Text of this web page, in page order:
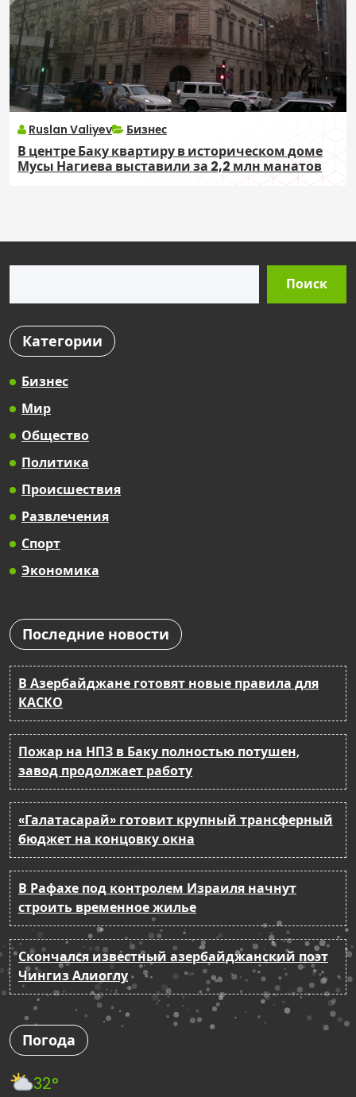
Ruslan Valiyev Бизнес
В центре Баку квартиру в историческом доме
Мусы Нагиева выставили за 2,2 млн манатов
Поиск
Категории
Бизнес
Мир
Общество
Политика
Происшествия
Развлечения
Спорт
Экономика
Последние новости
В Азербайджане готовят новые правила для
КАСКО
Пожар на НПЗ в Баку полностью потушен,
завод продолжает работу
«Галатасарай» готовит крупный трансферный
бюджет на концовку окна
В Рафахе под контролем Израиля начнут
строить временное жилье
Скончался известный азербайджанский поэт
Чингиз Алиоглу
Погода
32°